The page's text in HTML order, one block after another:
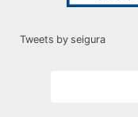
Tweets by seigura